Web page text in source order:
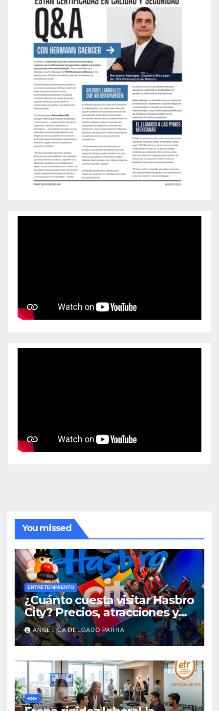
You missed
ENTRETENIMIENTO
¿Cuánto cuesta visitar Hasbro
City? Precios, atracciones y
actividades de Summer Fest
ANGÉLICA DELGADO PARRA
RSE